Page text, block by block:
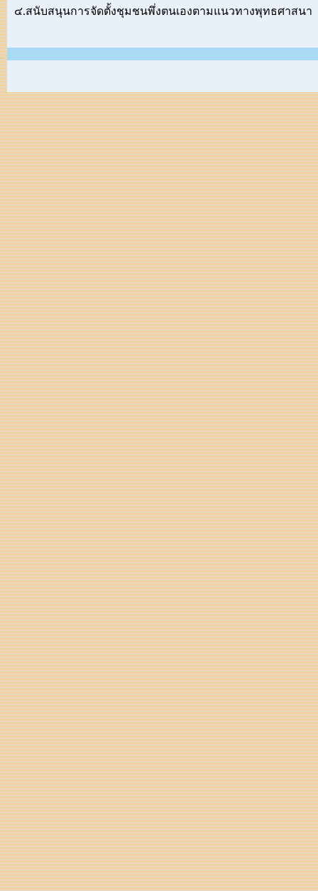
๔.สนับสนุนการจัดตั้งชุมชนพึ่งตนเองตามแนวทางพุทธศาสนา